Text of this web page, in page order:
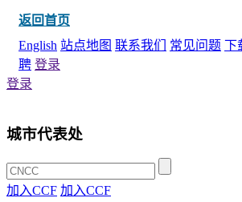
返回首页
English 站点地图 联系我们 常见问题 下
聘 登录
登录
城市代表处
加入CCF 加入CCF